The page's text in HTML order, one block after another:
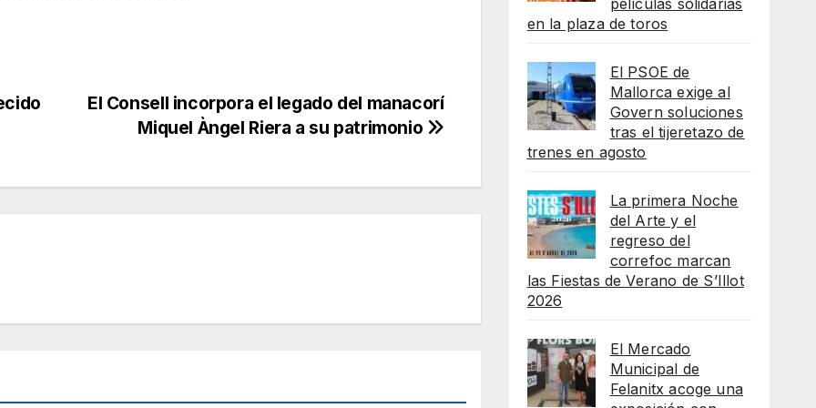
El Consell incorpora el legado del manacorí
Miquel Àngel Riera a su patrimonio
en la plaza de toros
El PSOE de
Mallorca exige al
Govern soluciones
tras el tijeretazo de
trenes en agosto
La primera Noche
del Arte y el
regreso del
correfoc marcan
las Fiestas de Verano de S’Illot
2026
El Mercado
Municipal de
Felanitx acoge una